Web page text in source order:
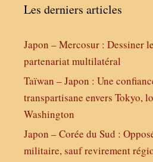
Les derniers articles
Japon – Mercosur : Dessiner
partenariat multilatéral
Taïwan – Japon : Une
transpartisane envers Tokyo,
Washington
Japon – Corée du Sud :
militaire, sauf revirement